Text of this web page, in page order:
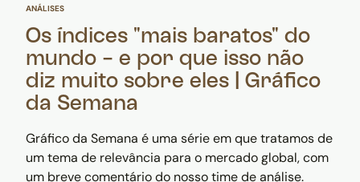
ANÁLISES
Os índices "mais baratos" do
mundo - e por que isso não
diz muito sobre eles | Gráfico
da Semana
Gráfico da Semana é uma série em que tratamos de
um tema de relevância para o mercado global, com
um breve comentário do nosso time de análise.